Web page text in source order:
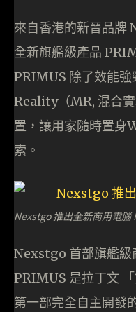
來自香港的新晉品牌
全新旗艦級產品
PRIMUS 除了效能
Reality（MR, 混合
置，讓用家隨時置
索。
Nexstgo 推出全新商用電腦
Nexstgo 首部旗艦級
PRIMUS 是拉丁文
第一部完全自主開發